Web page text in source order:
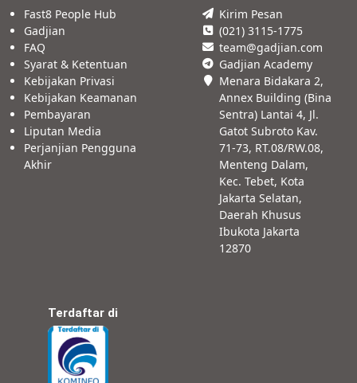
Fast8 People Hub
Gadjian
FAQ
Syarat & Ketentuan
Kebijakan Privasi
Kebijakan Keamanan
Pembayaran
Liputan Media
Perjanjian Pengguna
Akhir
Kirim Pesan
(021) 3115-1775
team@gadjian.com
Gadjian Academy
Menara Bidakara 2,
Annex Building (Bina
Sentra) Lantai 4, Jl.
Gatot Subroto Kav.
71-73, RT.08/RW.08,
Menteng Dalam,
Kec. Tebet, Kota
Jakarta Selatan,
Daerah Khusus
Ibukota Jakarta
12870
Terdaftar di